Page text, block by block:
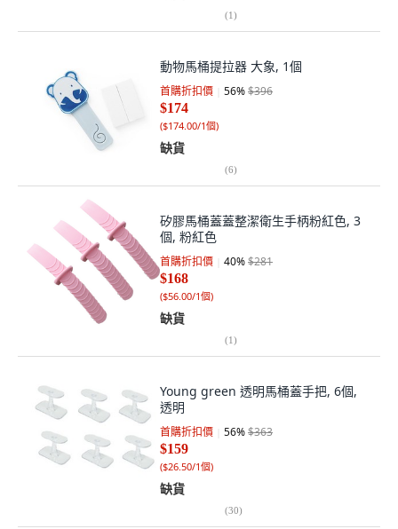
(1)
動物馬桶提拉器 大象, 1個
首購折扣價 56%$396
$174
($174.00/1個)
缺貨
(6)
矽膠馬桶蓋蓋整潔衛生手柄粉紅色, 3
個, 粉紅色
首購折扣價 40%$281
$168
($56.00/1個)
缺貨
(1)
Young green 透明馬桶蓋手把, 6個,
透明
首購折扣價 56%$363
$159
($26.50/1個)
缺貨
(30)